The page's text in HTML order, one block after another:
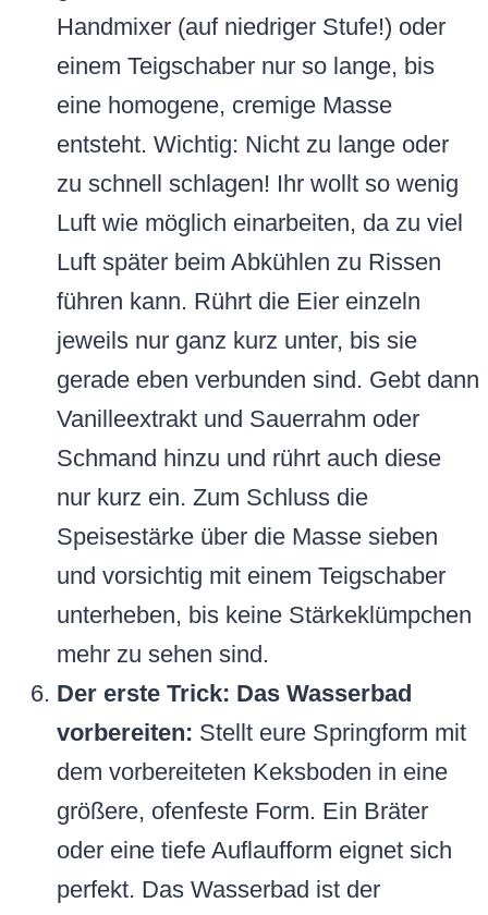
Handmixer (auf niedriger Stufe!) oder
einem Teigschaber nur so lange, bis
eine homogene, cremige Masse
entsteht. Wichtig: Nicht zu lange oder
zu schnell schlagen! Ihr wollt so wenig
Luft wie möglich einarbeiten, da zu viel
Luft später beim Abkühlen zu Rissen
führen kann. Rührt die Eier einzeln
jeweils nur ganz kurz unter, bis sie
gerade eben verbunden sind. Gebt dann
Vanilleextrakt und Sauerrahm oder
Schmand hinzu und rührt auch diese
nur kurz ein. Zum Schluss die
Speisestärke über die Masse sieben
und vorsichtig mit einem Teigschaber
unterheben, bis keine Stärkeklümpchen
mehr zu sehen sind.
Der erste Trick: Das Wasserbad
vorbereiten: Stellt eure Springform mit
dem vorbereiteten Keksboden in eine
größere, ofenfeste Form. Ein Bräter
oder eine tiefe Auflaufform eignet sich
perfekt. Das Wasserbad ist der